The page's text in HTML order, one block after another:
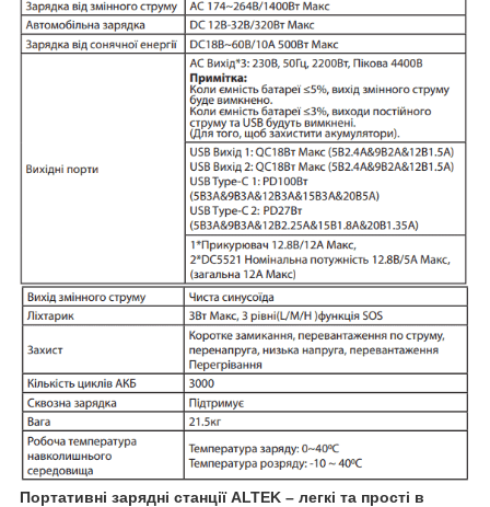
Портативні зарядні станціїALTEK – легкі та прості в